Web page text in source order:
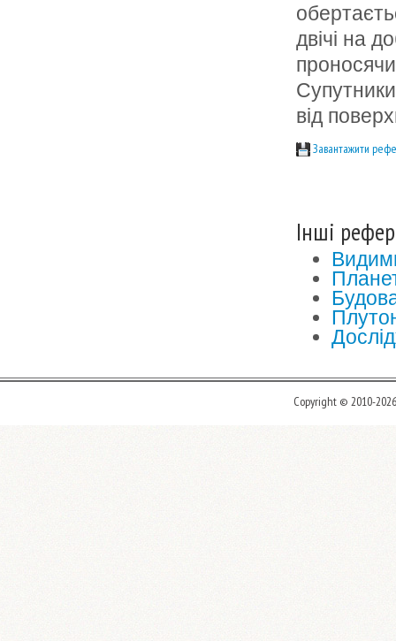
двічі на
від
Завантажити
Інші
Copyright © 2010-